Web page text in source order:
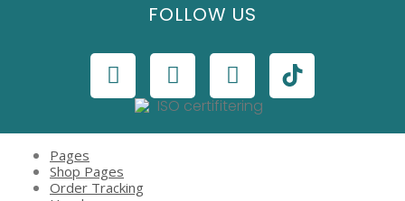
FOLLOW US
Pages
Shop Pages
Order Tracking